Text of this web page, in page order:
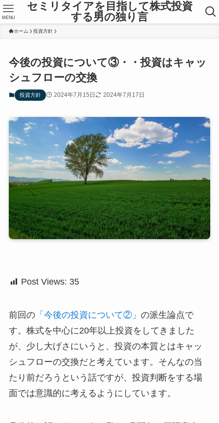
セミリタイアを目指して株式投資
する男の独り言
MENU
ホーム 投資方針
今後の投資について③・・投資はキャッ
シュフローの交換
投資方針 2024年7月15日 2024年7月17日
Post Views: 35
前回の「今後の投資について②」 の派生論点で
す。株式を中心に20年以上投資をしてきました
が、少し大げさにいうと、投資の本質とはキャッ
シュフローの交換だと考えています。そんなの当
たり前だろうという話ですが、投資判断をする場
面では意識的に考えるようにしています。